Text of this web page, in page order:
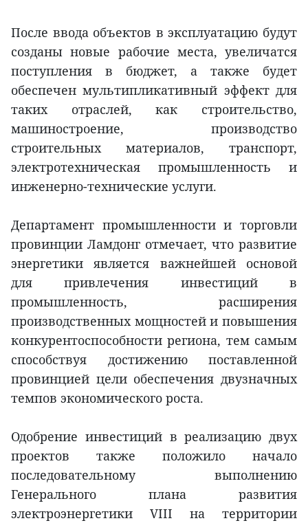
После ввода объектов в эксплуатацию будут
созданы новые рабочие места, увеличатся
поступления в бюджет, а также будет
обеспечен мультипликативный эффект для
таких отраслей, как строительство,
машиностроение, производство
строительных материалов, транспорт,
электротехническая промышленность и
инженерно-технические услуги.
Департамент промышленности и торговли
провинции Ламдонг отмечает, что развитие
энергетики является важнейшей основой
для привлечения инвестиций в
промышленность, расширения
производственных мощностей и повышения
конкурентоспособности региона, тем самым
способствуя достижению поставленной
провинцией цели обеспечения двузначных
темпов экономического роста.
Одобрение инвестиций в реализацию двух
проектов также положило начало
последовательному выполнению
Генерального плана развития
электроэнергетики VIII на территории